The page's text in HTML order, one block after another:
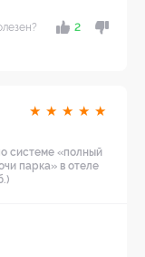
2
★ ★ ★ ★ ★
системе «полный
парка» в отеле